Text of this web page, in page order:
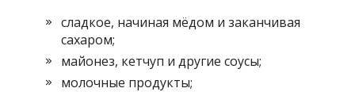
сладкое, начиная мёдом и заканчивая
сахаром;
майонез, кетчуп и другие соусы;
молочные продукты;